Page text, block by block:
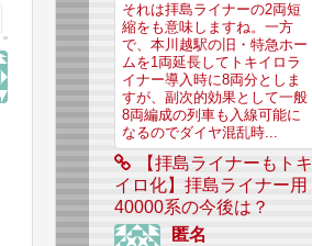
それは拝島ライナーの2両短
縮をも意味しますね。一方
で、本川越駅の旧・特急ホー
ムを1両延長してトキイロラ
イナー導入時に8両分としま
すが、副次的効果として一般
8両編成の列車も入線可能に
なるのでダイヤ混乱時...
【拝島ライナーもトキ
イロ化】拝島ライナー用
40000系の今後は？
匿名